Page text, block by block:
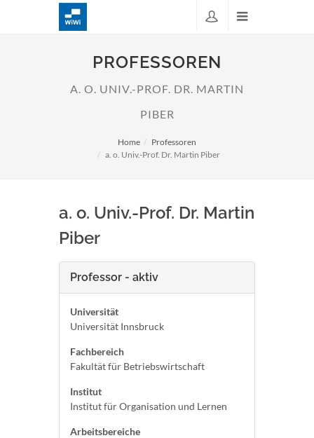
PROFESSOREN
A. O. UNIV.-PROF. DR. MARTIN
PIBER
Home
Professoren
a. o. Univ.-Prof. Dr. Martin Piber
a. o. Univ.-Prof. Dr. Martin
Piber
Professor - aktiv
Universität
Universität Innsbruck
Fachbereich
Fakultät für Betriebswirtschaft
Institut
Institut für Organisation und Lernen
Arbeitsbereiche